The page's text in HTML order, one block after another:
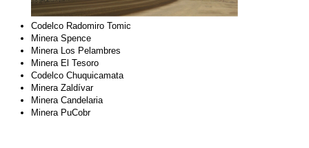
Codelco Radomiro Tomic
Minera Spence
Minera Los Pelambres
Minera El Tesoro
Codelco Chuquicamata
Minera Zaldívar
Minera Candelaria
Minera PuCobr